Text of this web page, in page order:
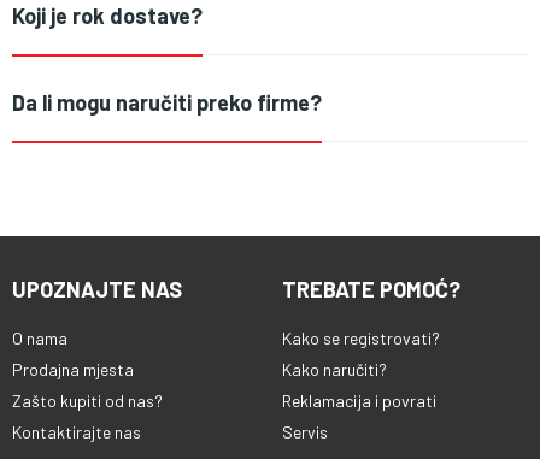
Koji je rok dostave?
Da li mogu naručiti preko firme?
UPOZNAJTE NAS
O nama
Prodajna mjesta
Zašto kupiti od nas?
Kontaktirajte nas
TREBATE POMOĆ?
Kako se registrovati?
Kako naručiti?
Reklamacija i povrati
Servis